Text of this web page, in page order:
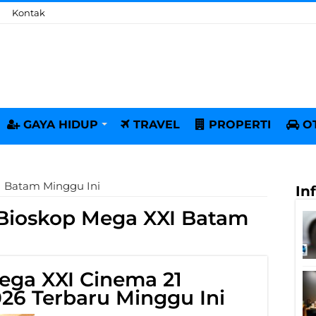
Kontak
GAYA HIDUP TRAVEL PROPERTI
Batam Minggu Ini
Mega XXI Batam
XXI Cinema 21
Terbaru Minggu Ini